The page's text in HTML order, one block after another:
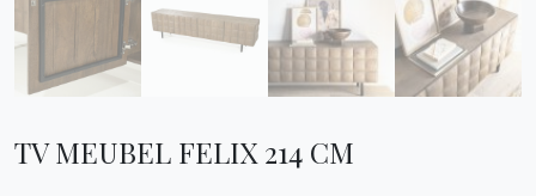
TV MEUBEL FELIX 214 CM